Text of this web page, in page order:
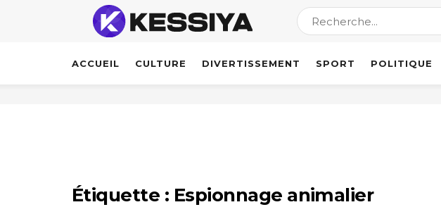
ACCUEIL CULTURE DIVERTISSEMENT SPORT POLITIQUE
Étiquette : Espionnage animalier